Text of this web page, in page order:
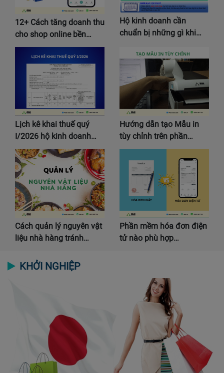
12+ Cách tăng doanh thu
cho shop online bền…
Hộ kinh doanh cần
chuẩn bị những gì khi…
Lịch kê khai thuế quý
I/2026 hộ kinh doanh…
Hướng dẫn tạo Mẫu in
tùy chỉnh trên phần…
Cách quản lý nguyên vật
liệu nhà hàng tránh…
Phần mềm hóa đơn điện
tử nào phù hợp…
KHỞI NGHIỆP